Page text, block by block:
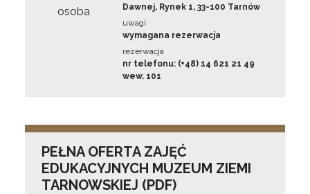
osoba
Dawnej, Rynek 1, 33-100 Tarnów
uwagi
wymagana rezerwacja
rezerwacja
nr telefonu: (+48) 14 621 21 49
wew. 101
PEŁNA OFERTA ZAJĘĆ
EDUKACYJNYCH MUZEUM ZIEMI
TARNOWSKIEJ (PDF)